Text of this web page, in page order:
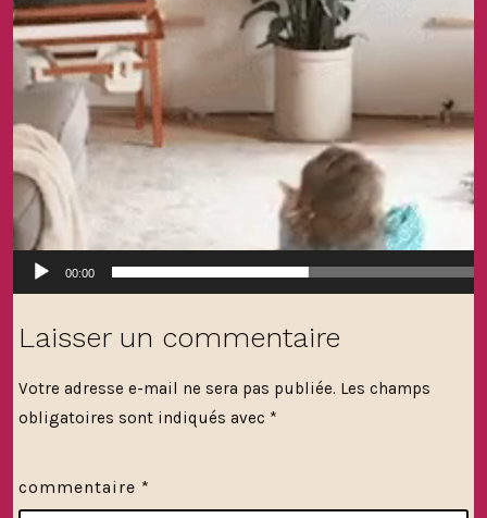
00:00
Laisser un commentaire
Votre adresse e-mail ne sera pas publiée. Les champs
obligatoires sont indiqués avec *
commentaire *